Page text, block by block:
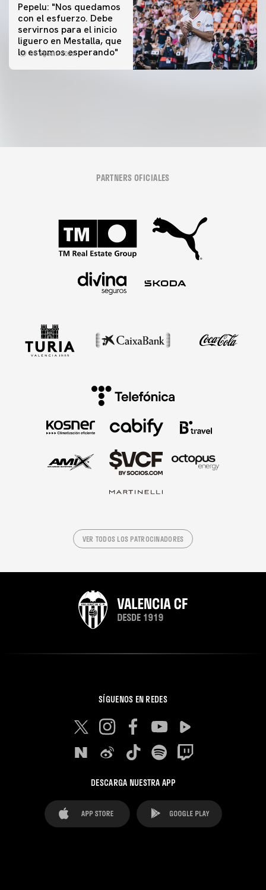
Pepelu: "Nos quedamos
con el esfuerzo. Debe
servirnos para el inicio
liguero en Mestalla, que
lo estamos esperando"
08 agosto 2026
PRIMER EQUIPO
Las fotos del Valencia CF-Newcastle United FC
PRIMER EQUIPO
MESTALLA 📍
PARTNERS OFICIALES
VER TODOS LOS PATROCINADORES
SÍGUENOS EN REDES
DESCARGA NUESTRA APP